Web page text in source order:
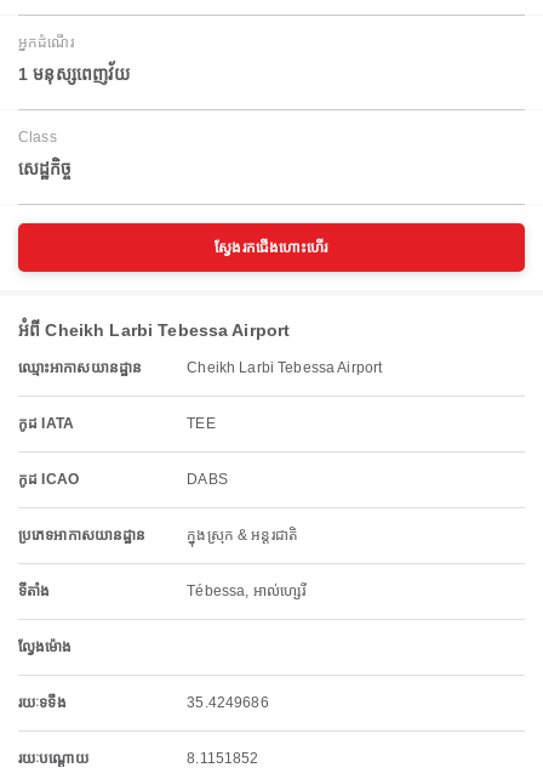
អ្នកដំណើរ
1 មនុស្សពេញវ័យ
Class
សេដ្ឋកិច្ច
ស្វែងរកជើងហោះហើរ
អំពី Cheikh Larbi Tebessa Airport
ឈ្មោះអាកាសយានដ្ឋាន Cheikh Larbi Tebessa Airport
កូដ IATA TEE
កូដ ICAO DABS
ប្រភេទអាកាសយានដ្ឋាន ក្នុងស្រុក & អន្តរជាតិ
ទីតាំង Tébessa, អាល់ហ្សេរី
ល្វែងម៉ោង
រយៈទទឹង 35.4249686
រយៈបណ្តោយ 8.1151852